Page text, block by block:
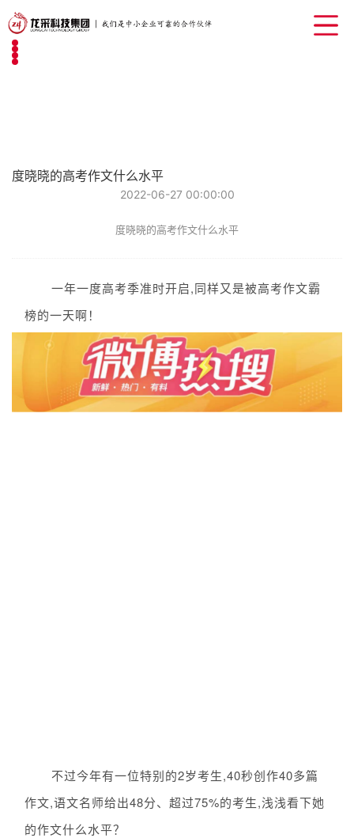
度晓晓的高考作文什么水平
2022-06-27 00:00:00
度晓晓的高考作文什么水平
一年一度高考季准时开启,同样又是被高考作文霸
榜的一天啊！
不过今年有一位特别的2岁考生,40秒创作40多篇
作文,语文名师给出48分、 超过75%的考生,浅浅看下她
的作文什么水平？